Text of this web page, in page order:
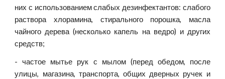
них с использованием слабых дезинфектантов: слабого
раствора хлорамина, стирального порошка, масла
чайного дерева (несколько капель на ведро) и других
средств;
- частое мытье рук с мылом (перед обедом, после
улицы, магазина, транспорта, общих дверных ручек и